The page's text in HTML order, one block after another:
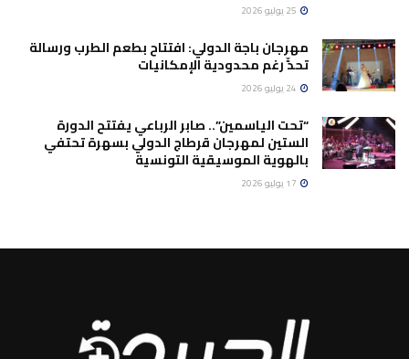
مهرجان باجة الدولي: افتتاح بطعم الطرب ورسالة
تحدٍّ رغم محدودية الإمكانيات
“تحت الياسمين”.. صابر الرباعي يفتتح الدورة
الستين لمهرجان قرطاج الدولي بسهرة تحتفي
بالهوية الموسيقية التونسية